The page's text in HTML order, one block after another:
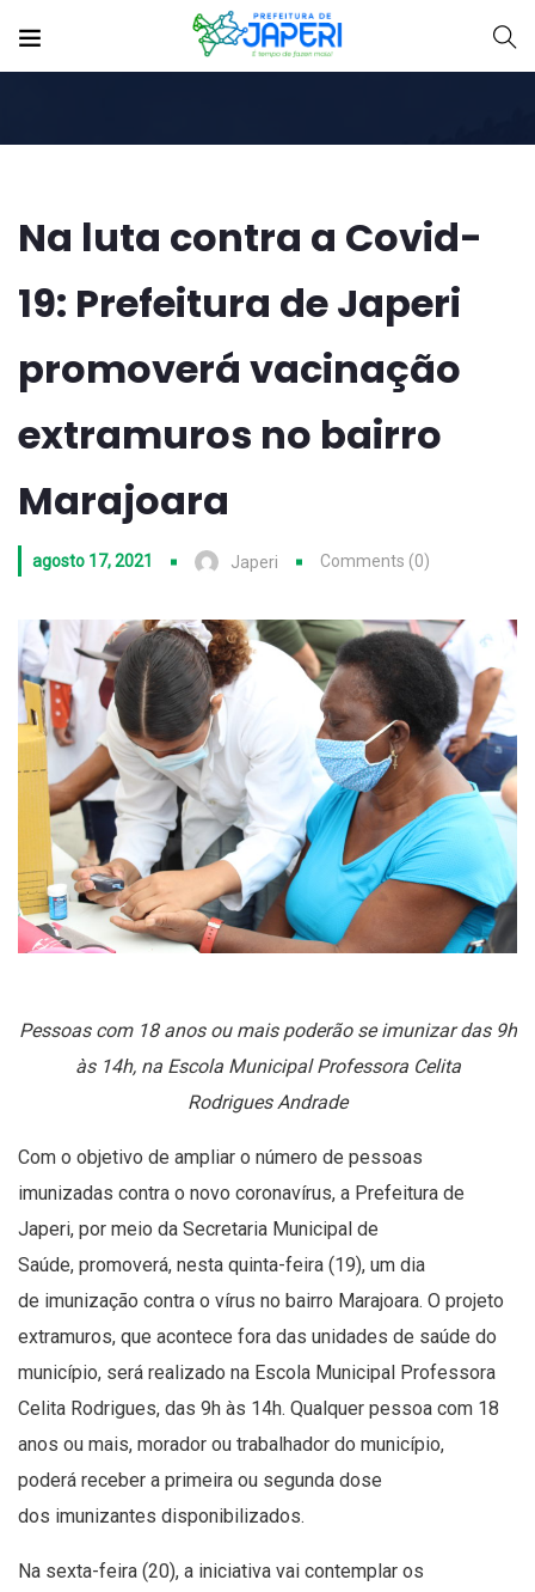
Na luta contra a Covid-
19: Prefeitura de Japeri
promoverá vacinação
extramuros no bairro
Marajoara
agosto 17, 2021 Japeri Comments (0)
Pessoas com 18 anos ou mais poderão se imunizar das 9h
às 14h, na Escola Municipal Professora Celita
Rodrigues Andrade
Com o objetivo de ampliar o número de pessoas
imunizadas contra o novo coronavírus, a Prefeitura de
Japeri, por meio da Secretaria Municipal de
Saúde, promoverá, nesta quinta-feira (19), um dia
de imunização contra o vírus no bairro Marajoara. O projeto
extramuros, que acontece fora das unidades de saúde do
município, será realizado na Escola Municipal Professora
Celita Rodrigues, das 9h às 14h. Qualquer pessoa com 18
anos ou mais, morador ou trabalhador do município,
poderá receber a primeira ou segunda dose
dos imunizantes disponibilizados.
Na sexta-feira (20), a iniciativa vai contemplar os